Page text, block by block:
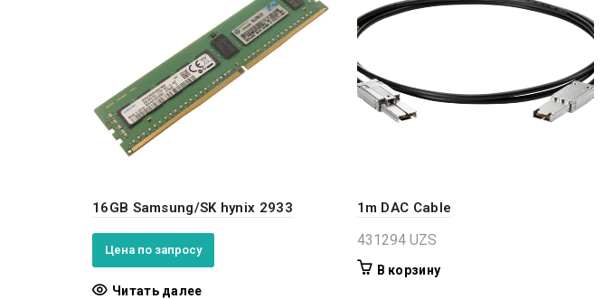
16GB Samsung/SK hynix 2933
Цена по запросу
Читать далее
1m DAC Cable
431294 UZS
В корзину